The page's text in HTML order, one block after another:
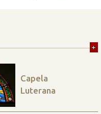
+
Capela
Luterana